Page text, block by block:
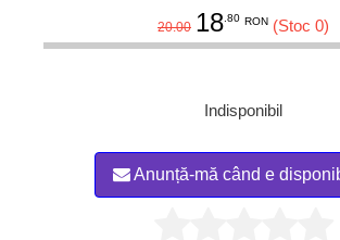
20.00 18.80 RON (Stoc 0)
Indisponibil
Anunță-mă când e